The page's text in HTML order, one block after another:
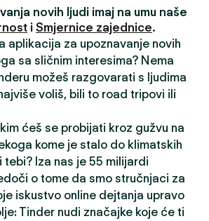
novih ljudi imaj na umu naše
i Smjernice zajednice.
aplikacija za upoznavanje novih
sa sličnim interesima? Nema
možeš razgovarati s ljudima
voliš, bili to road tripovi ili
ćeš se probijati kroz gužvu na
kome je stalo do klimatskih
tebi? Iza nas je 55 milijardi
o tome da smo stručnjaci za
iskustvo online dejtanja upravo
Tinder nudi značajke koje će ti